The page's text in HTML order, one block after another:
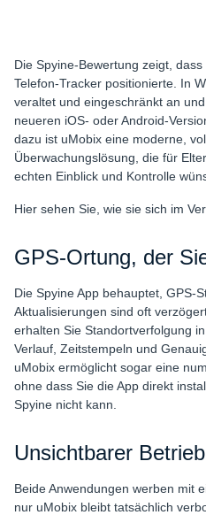
Die Spyine-Bewertung zeigt,
Telefon-Tracker positionierte. In
veraltet und eingeschränkt an
neueren iOS- oder Android-
dazu ist uMobix eine moderne,
Überwachungslösung, die für
echten Einblick und Kontrolle
Hier sehen Sie, wie sie sich im
GPS-Ortung, der
Die Spyine App behauptet, GPS-
Aktualisierungen sind oft
erhalten Sie Standortverfolgung
Verlauf, Zeitstempeln und
uMobix ermöglicht sogar eine
ohne dass Sie die App direkt
Spyine nicht kann.
Unsichtbarer
Beide Anwendungen werben mit
nur uMobix bleibt tatsächlich